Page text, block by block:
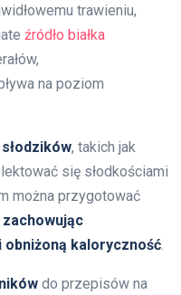
trawieniu,
źródło białka
na poziom
, takich jak
się słodkościami
można przygotować
zachowując
kaloryczność
do przepisów na